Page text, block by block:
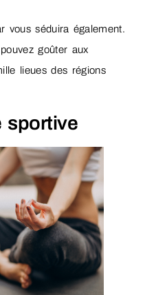
vous séduira également.
goûter aux
lieues des régions
sportive